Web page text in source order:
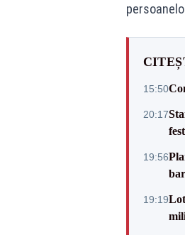
15:50
20:17
19:56
19:19